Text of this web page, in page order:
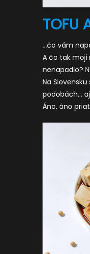
TOFU
…čo vám
A čo tak moji
nenapadlo?
Na
podobách…
Áno, áno